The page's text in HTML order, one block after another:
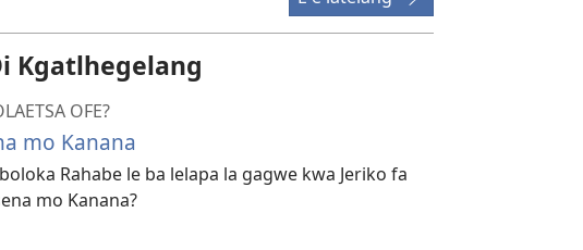
Kgatlhegelang
OFE?
mo Kanana
Rahabe le ba lelapa la gagwe kwa Jeriko fa
mo Kanana?